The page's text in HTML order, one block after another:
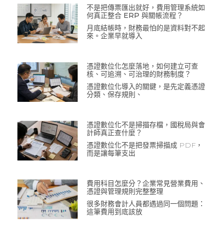
不是把傳票匯出就好，費用管理系統如
何真正整合 ERP 與關帳流程？
月底結帳時，財務最怕的是資料對不起
來。企業早就導入
憑證數位化怎麼落地，如何建立可查
核、可追溯、可治理的財務制度？
憑證數位化導入的關鍵，是先定義憑證
分類、保存規則、
憑證數位化不是掃描存檔，國稅局與會
計師真正查什麼？
憑證數位化不是把發票掃描成 PDF，
而是讓每筆支出
費用科目怎麼分？企業常見營業費用、
憑證與管理規則完整整理
很多財務會計人員都遇過同一個問題：
這筆費用到底該放